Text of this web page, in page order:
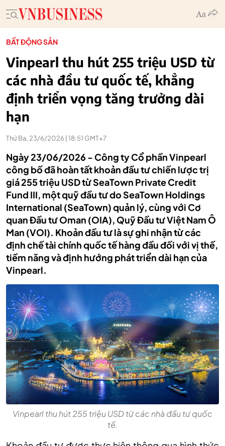
BẤT ĐỘNG SẢN
Vinpearl thu hút 255 triệu USD từ
các nhà đầu tư quốc tế, khẳng
định triển vọng tăng trưởng dài
hạn
Thứ Ba, 23/6/2026 | 18:51 GMT+7
Ngày 23/06/2026 - Công ty Cổ phần Vinpearl
công bố đã hoàn tất khoản đầu tư chiến lược trị
giá 255 triệu USD từ SeaTown Private Credit
Fund III, một quỹ đầu tư do SeaTown Holdings
International (SeaTown) quản lý, cùng với Cơ
quan Đầu tư Oman (OIA), Quỹ Đầu tư Việt Nam Ô
Man (VOI). Khoản đầu tư là sự ghi nhận từ các
định chế tài chính quốc tế hàng đầu đối với vị thế,
tiềm năng và định hướng phát triển dài hạn của
Vinpearl.
Vinpearl thu hút 255 triệu USD từ các nhà đầu tư quốc
tế.